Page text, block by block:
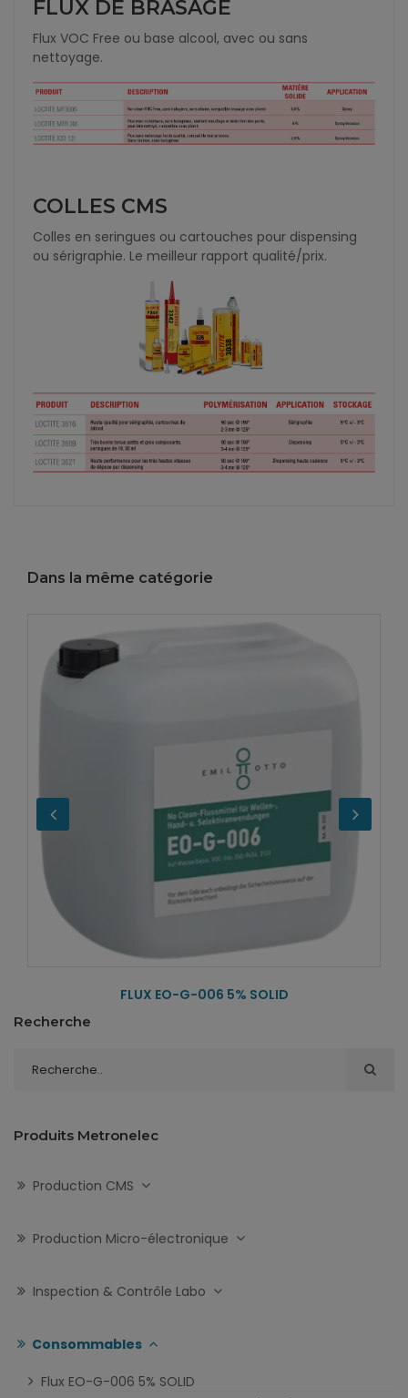
FLUX DE BRASAGE
Flux VOC Free ou base alcool, avec ou sans
nettoyage.
COLLES CMS
Colles en seringues ou cartouches pour dispensing
ou sérigraphie. Le meilleur rapport qualité/prix.
Dans la même catégorie
FLUX EO-G-006 5% SOLID
Recherche
Produits Metronelec
Production CMS
Production Micro-électronique
Inspection & Contrôle Labo
Consommables
Flux EO-G-006 5% SOLID